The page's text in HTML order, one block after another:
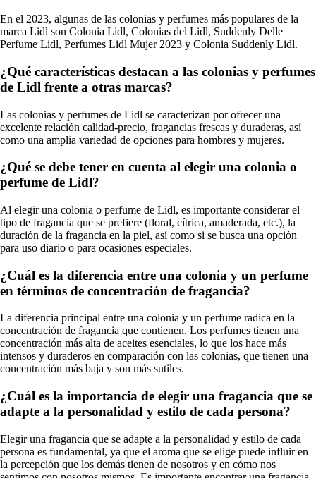
En el 2023, algunas de las colonias y perfumes más populares de la
marca Lidl son Colonia Lidl, Colonias del Lidl, Suddenly Delle
Perfume Lidl, Perfumes Lidl Mujer 2023 y Colonia Suddenly Lidl.
¿Qué características destacan a las colonias y perfumes
de Lidl frente a otras marcas?
Las colonias y perfumes de Lidl se caracterizan por ofrecer una
excelente relación calidad-precio, fragancias frescas y duraderas, así
como una amplia variedad de opciones para hombres y mujeres.
¿Qué se debe tener en cuenta al elegir una colonia o
perfume de Lidl?
Al elegir una colonia o perfume de Lidl, es importante considerar el
tipo de fragancia que se prefiere (floral, cítrica, amaderada, etc.), la
duración de la fragancia en la piel, así como si se busca una opción
para uso diario o para ocasiones especiales.
¿Cuál es la diferencia entre una colonia y un perfume
en términos de concentración de fragancia?
La diferencia principal entre una colonia y un perfume radica en la
concentración de fragancia que contienen. Los perfumes tienen una
concentración más alta de aceites esenciales, lo que los hace más
intensos y duraderos en comparación con las colonias, que tienen una
concentración más baja y son más sutiles.
¿Cuál es la importancia de elegir una fragancia que se
adapte a la personalidad y estilo de cada persona?
Elegir una fragancia que se adapte a la personalidad y estilo de cada
persona es fundamental, ya que el aroma que se elige puede influir en
la percepción que los demás tienen de nosotros y en cómo nos